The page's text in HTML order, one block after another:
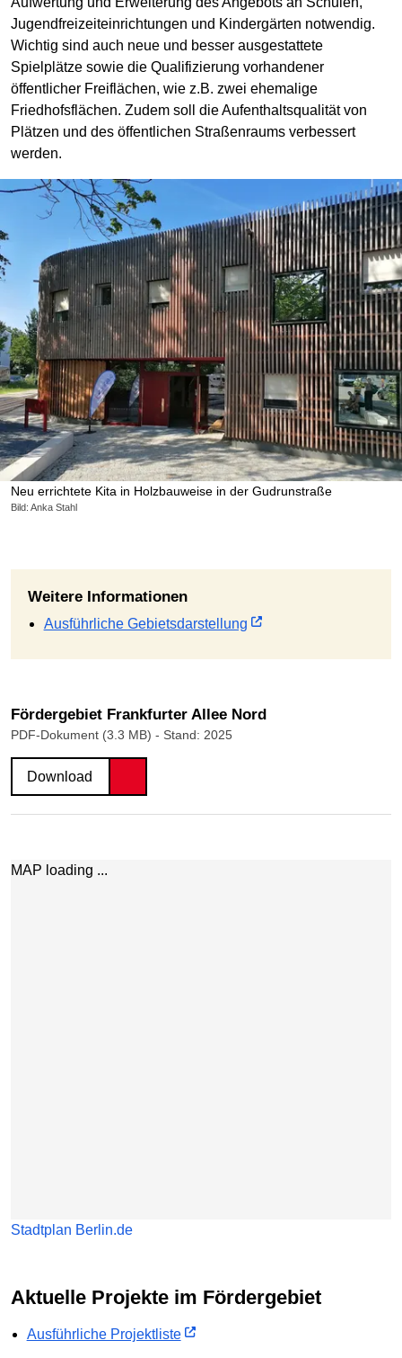
Neu errichtete Kita in Holzbauweise in der Gudrunstraße
Bild: Anka Stahl
Jugendfreizeiteinrichtungen und Kindergärten notwendig.
Wichtig sind auch neue und besser ausgestattete
Spielplätze sowie die Qualifizierung vorhandener
öffentlicher Freiflächen, wie z.B. zwei ehemalige
Friedhofsflächen. Zudem soll die Aufenthaltsqualität von
Plätzen und des öffentlichen Straßenraums verbessert
werden.
Weitere Informationen
Ausführliche Gebietsdarstellung
Fördergebiet Frankfurter Allee Nord
PDF-Dokument (3.3 MB) - Stand: 2025
Download
Karte überspringen
MAP loading ...
Stadtplan Berlin.de
Aktuelle Projekte im Fördergebiet
Ausführliche Projektliste